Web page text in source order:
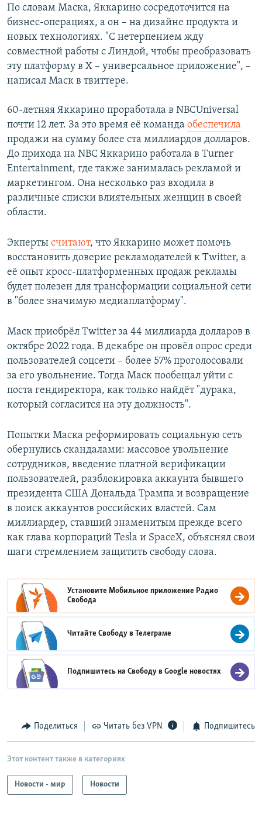
По словам Маска, Яккарино сосредоточится на
бизнес-операциях, а он – на дизайне продукта и
новых технологиях. "С нетерпением жду
совместной работы с Линдой, чтобы преобразовать
эту платформу в X – универсальное приложение", –
написал Маск в твиттере.
60-летняя Яккарино проработала в NBCUniversal
почти 12 лет. За это время её команда обеспечила
продажи на сумму более ста миллиардов долларов.
До прихода на NBC Яккарино работала в Turner
Entertainment, где также занималась рекламой и
маркетингом. Она несколько раз входила в
различные списки влиятельных женщин в своей
области.
Экперты считают, что Яккарино может помочь
восстановить доверие рекламодателей к Twitter, а
её опыт кросс-платформенных продаж рекламы
будет полезен для трансформации социальной сети
в "более значимую медиаплатформу".
Маск приобрёл Twitter за 44 миллиарда долларов в
октябре 2022 года. В декабре он провёл опрос среди
пользователей соцсети – более 57% проголосовали
за его увольнение. Тогда Маск пообещал уйти с
поста гендиректора, как только найдёт "дурака,
который согласится на эту должность".
Попытки Маска реформировать социальную сеть
обернулись скандалами: массовое увольнение
сотрудников, введение платной верификации
пользователей, разблокировка аккаунта бывшего
президента США Дональда Трампа и возвращение
в поиск аккаунтов российских властей. Сам
миллиардер, ставший знаменитым прежде всего
как глава корпораций Tesla и SpaceX, объяснял свои
шаги стремлением защитить свободу слова.
Установите Мобильное приложение Радио
Свобода
Читайте Свободу вТелеграме
Подпишитесь на Свободу вGoogle новостях
Поделиться Читать без VPN Подпишитесь
Этот контент также в категориях
Новости - мир Новости